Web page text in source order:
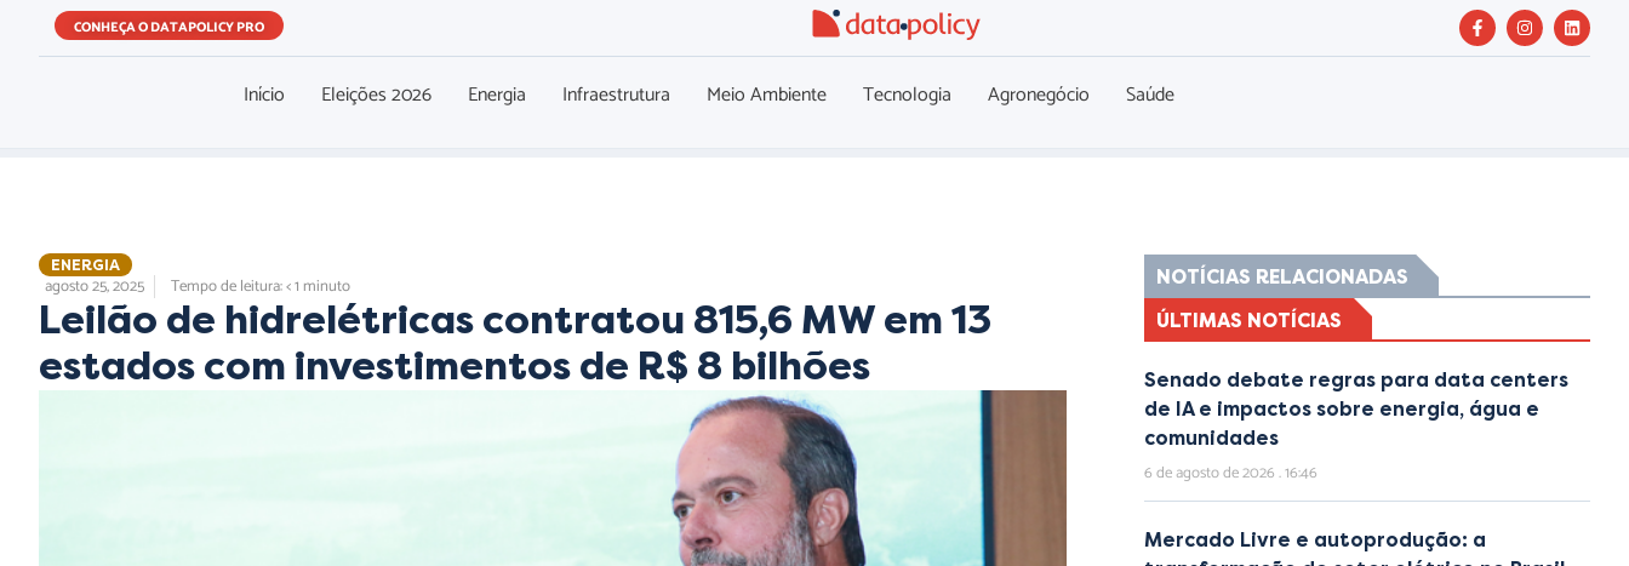
CONHEÇA O DATAPOLICY PRO
Início Eleições 2026 Energia Infraestrutura Meio Ambiente Tecnologia Agronegócio Saúde
ENERGIA
agosto 25, 2025 Tempo de leitura: < 1 minuto
Leilão de hidrelétricas contratou 815,6 MW em 13
estados com investimentos de R$ 8 bilhões
NOTÍCIAS RELACIONADAS
ÚLTIMAS NOTÍCIAS
Senado debate regras para data centers
de IA e impactos sobre energia, água e
comunidades
6 de agosto de 2026 16:46
Mercado Livre e autoprodução: a